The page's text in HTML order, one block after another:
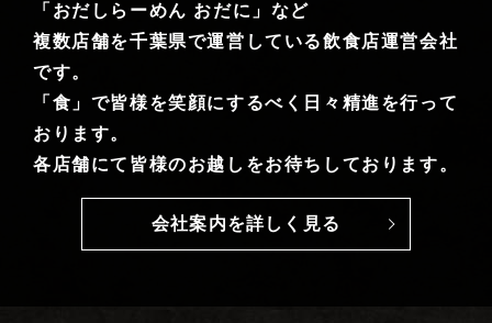
「おだしらーめん おだに」など
複数店舗を千葉県で運営している飲食店運営会社
です。
「食」で皆様を笑顔にするべく日々精進を行って
おります。
各店舗にて皆様のお越しをお待ちしております。
会社案内を詳しく見る